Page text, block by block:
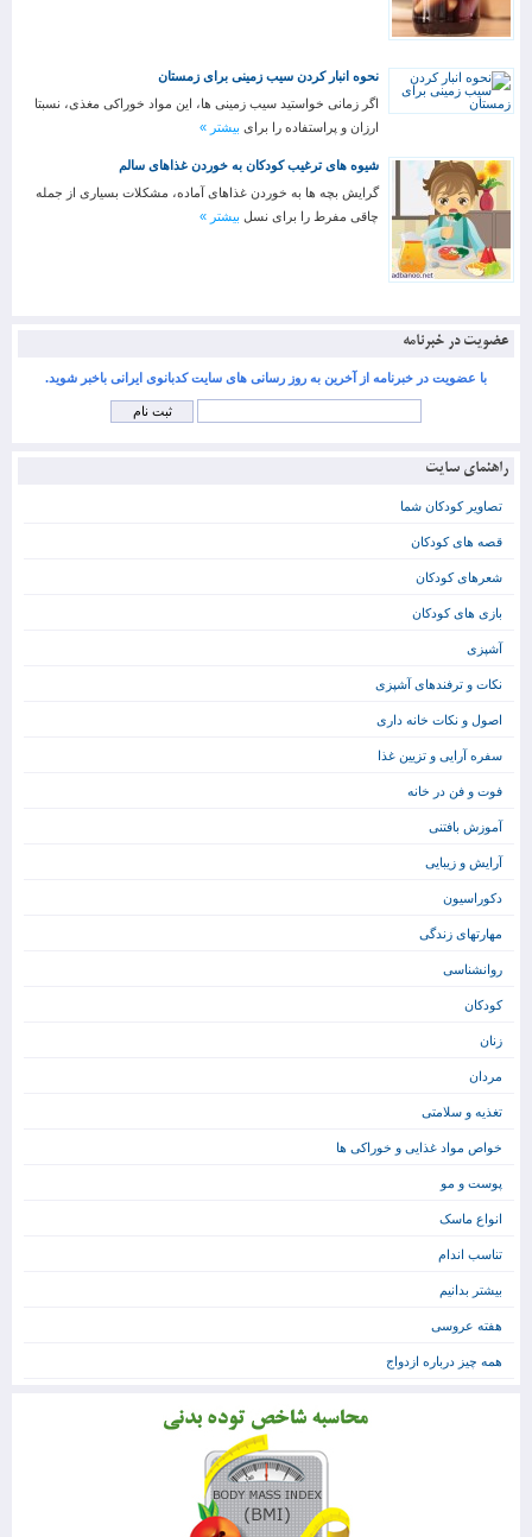
نحوه انبار کردن سیب زمینی برای زمستان
اگر زمانی خواستید سیب زمینی ها، این مواد خوراکی مغذی، نسبتا
ارزان و پراستفاده را برای بیشتر »
شیوه های ترغیب کودکان به خوردن غذاهای سالم
گرایش بچه ها به خوردن غذاهای آماده، مشکلات بسیاری از جمله
چاقی مفرط را برای نسل بیشتر »
عضویت در خبرنامه
با عضویت در خبرنامه از آخرین به روز رسانی های سایت کدبانوی ایرانی باخبر شوید.
راهنمای سایت
تصاویر کودکان شما
قصه های کودکان
شعرهای کودکان
بازی های کودکان
آشپزی
نکات و ترفندهای آشپزی
اصول و نکات خانه داری
سفره آرایی و تزیین غذا
فوت و فن در خانه
آموزش بافتنی
آرایش و زیبایی
دکوراسیون
مهارتهای زندگی
روانشناسی
کودکان
زنان
مردان
تغذیه و سلامتی
خواص مواد غذایی و خوراکی ها
پوست و مو
انواع ماسک
تناسب اندام
بیشتر بدانیم
هفته عروسی
همه چیز درباره ازدواج